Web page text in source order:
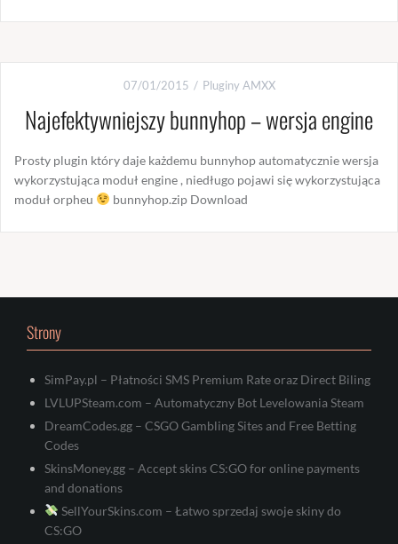
07/01/2015 Pluginy AMXX
Najefektywniejszy bunnyhop – wersja engine
Prosty plugin który daje każdemu bunnyhop automatycznie wersja
wykorzystująca moduł engine , niedługo pojawi się wykorzystująca
moduł orpheu
bunnyhop.zip Download
Strony
SimPay.pl – Płatności SMS Premium Rate oraz Direct Biling
LVLUPSteam.com – Automatyczny Bot Levelowania Steam
DreamCodes.gg – CSGO Gambling Sites and Free Betting
Codes
SkinsMoney.gg – Accept skins CS:GO for online payments
and donations
SellYourSkins.com – Łatwo sprzedaj swoje skiny do
CS:GO